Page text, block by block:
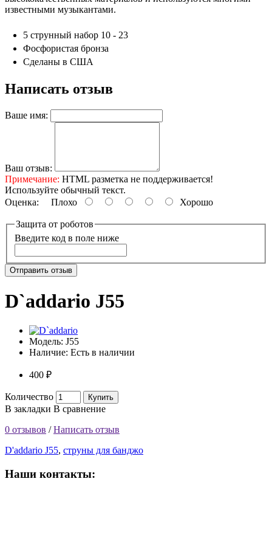
известными музыкантами.
5 струнный набор 10 - 23
Фосфористая бронза
Сделаны в США
Написать отзыв
Ваше имя:
Ваш отзыв:
Примечание: HTML разметка не поддерживается!
Используйте обычный текст.
Оценка: Плохо Хорошо
Защита от роботов
Введите код в поле ниже
Отправить отзыв
D`addario J55
Модель: J55
Наличие: Есть в наличии
400 ₽
Количество Купить
В закладки В сравнение
0 отзывов /Написать отзыв
D'addario J55, струны для банджо
Наши контакты: